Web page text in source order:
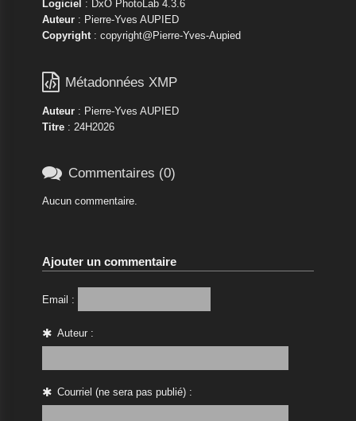
Logiciel : DxO PhotoLab 4.3.6
Auteur: Pierre-Yves AUPIED
Copyright: copyright@Pierre-Yves-Aupied
 Métadonnées XMP
Auteur: Pierre-Yves AUPIED
Titre: 24H2026
 Commentaires (0)
Aucun commentaire.
Ajouter un commentaire
Email :
Auteur :
Courriel (ne sera pas publié) :